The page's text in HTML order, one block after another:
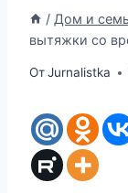
/ Дом и
вытяжки со
ОтJurnalistka